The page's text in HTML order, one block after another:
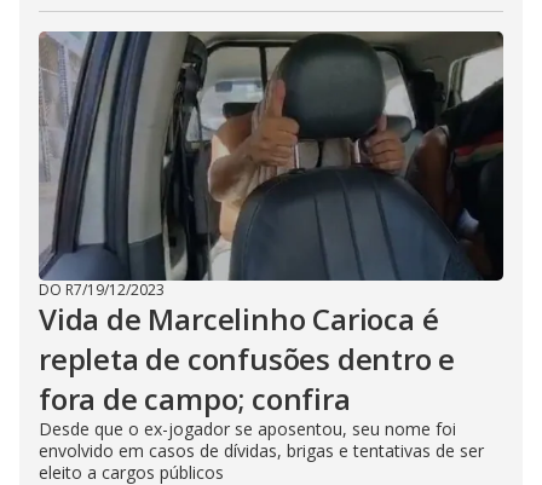
DO R7/19/12/2023
Vida de Marcelinho Carioca é
repleta de confusões dentro e
fora de campo; confira
Desde que o ex-jogador se aposentou, seu nome foi
envolvido em casos de dívidas, brigas e tentativas de ser
eleito a cargos públicos